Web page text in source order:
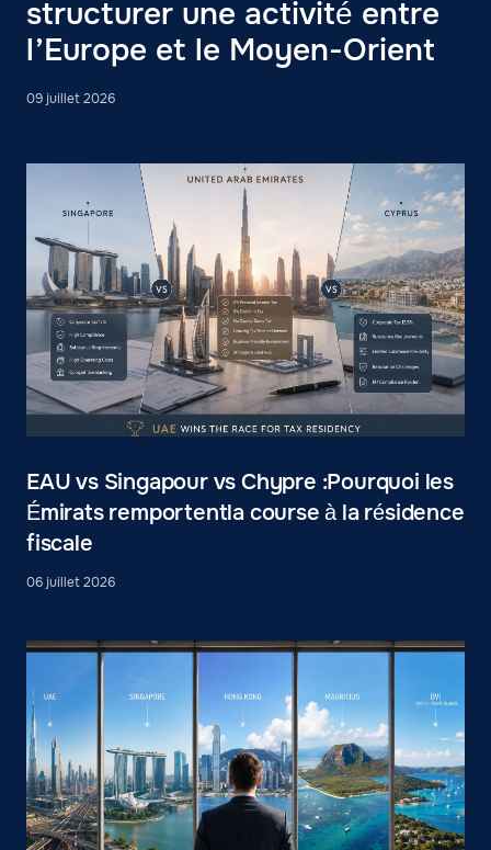
structurer une activité entre
l’Europe et le Moyen-Orient
09 juillet 2026
EAU vs Singapour vs Chypre :Pourquoi les
Émirats remportentla course à la résidence
fiscale
06 juillet 2026